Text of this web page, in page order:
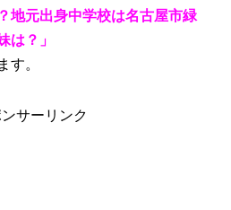
地元出身中学校は名古屋市緑
は？」
す。
サーリンク